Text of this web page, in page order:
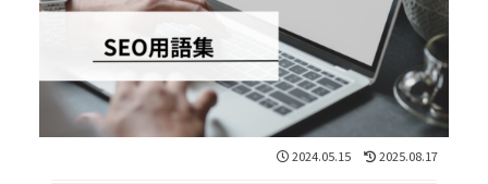
2024.05.15 2025.08.17